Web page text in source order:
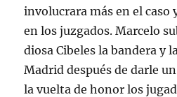
involucrara más en el caso
en los juzgados. Marcelo
diosa Cibeles la bandera y
Madrid después de darle
la vuelta de honor los